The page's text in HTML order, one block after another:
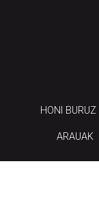
HONI BURUZ
ARAUAK